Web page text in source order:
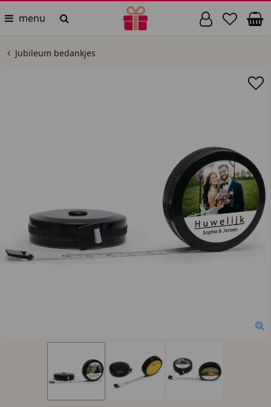
menu
Jubileum bedankjes